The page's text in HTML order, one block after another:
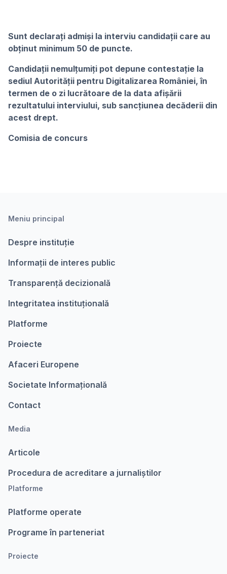
Sunt declarați admiși la interviu candidații care au
obținut minimum 50 de puncte.
Candidații nemulțumiți pot depune contestație la
sediul Autorității pentru Digitalizarea României, în
termen de o zi lucrătoare de la data afișării
rezultatului interviului, sub sancțiunea decăderii din
acest drept.
Comisia de concurs
Meniu principal
Despre instituție
Informații de interes public
Transparență decizională
Integritatea instituțională
Platforme
Proiecte
Afaceri Europene
Societate Informațională
Contact
Media
Articole
Procedura de acreditare a jurnaliștilor
Platforme
Platforme operate
Programe în parteneriat
Proiecte